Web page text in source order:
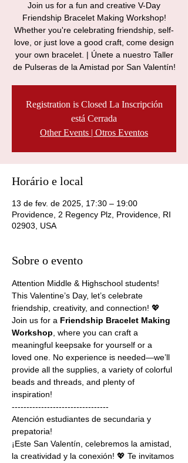
Join us for a fun and creative V-Day
Friendship Bracelet Making Workshop!
Whether you're celebrating friendship, self-
love, or just love a good craft, come design
your own bracelet. | Únete a nuestro Taller
de Pulseras de la Amistad por San Valentín!
Registration is Closed La Inscripción
está Cerrada
Other Events | Otros Eventos
Horário e local
13 de fev. de 2025, 17:30 – 19:00
Providence, 2 Regency Plz, Providence, RI
02903, USA
Sobre o evento
Attention Middle & Highschool students!
This Valentine’s Day, let’s celebrate
friendship, creativity, and connection! 💖
Join us for a Friendship Bracelet Making
Workshop , where you can craft a
meaningful keepsake for yourself or a
loved one. No experience is needed—we’ll
provide all the supplies, a variety of colorful
beads and threads, and plenty of
inspiration!
---------------------------------
Atención estudiantes de secundaria y
prepatoria!
¡Este San Valentín, celebremos la amistad,
la creatividad y la conexión! 💖 Te invitamos